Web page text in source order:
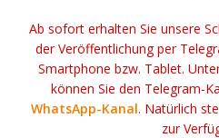
Ab sofort erhalten Sie unsere
der Veröffentlichung per
Smartphone bzw. Tablet.
können Sie den Telegram-
WhatsApp-Kanal. Natürlich
zur